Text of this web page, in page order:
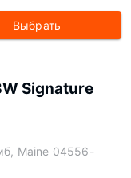
Выбрать
Signature
Maine 04556-